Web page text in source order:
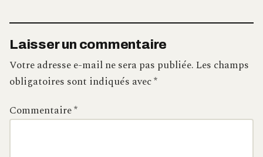
Laisser un commentaire
Votre adresse e-mail ne sera pas publiée.Les champs
obligatoires sont indiqués avec*
Commentaire*